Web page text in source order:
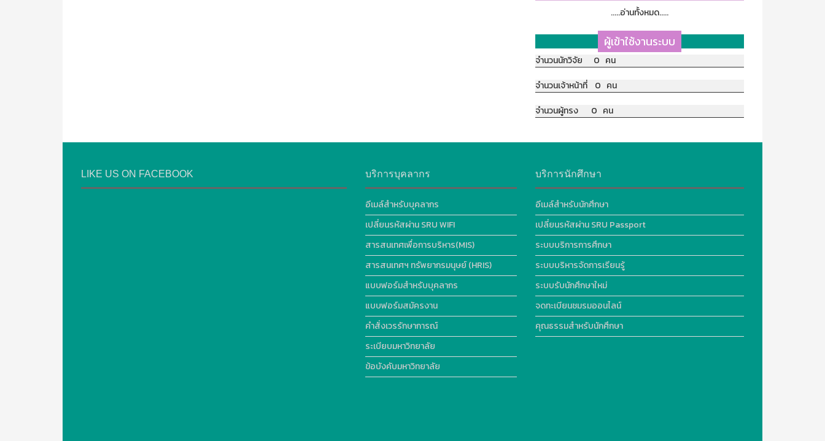
.....อ่านทั้งหมด.....
ผู้เข้าใช้งานระบบ
จำนวนนักวิจัย 0 คน
จำนวนเจ้าหน้าที่ 0 คน
จำนวนผู้ทรง 0 คน
LIKE US ON FACEBOOK บริการบุคลากร
อีเมล์สำหรับบุคลากร
เปลี่ยนรหัสผ่าน SRU WIFI
สารสนเทศเพื่อการบริหาร(MIS)
สารสนเทศฯ ทรัพยากรมนุษย์ (HRIS)
แบบฟอร์มสำหรับบุคลากร
แบบฟอร์มสมัครงาน
คำสั่งเวรรักษาการณ์
ระเบียบมหาวิทยาลัย
ข้อบังคับมหาวิทยาลัย
บริการนักศึกษา
อีเมล์สำหรับนักศึกษา
เปลี่ยนรหัสผ่าน SRU Passport
ระบบบริการการศึกษา
ระบบบริหารจัดการเรียนรู้
ระบบรับนักศึกษาใหม่
จดทะเบียนชมรมออนไลน์
คุณธรรมสำหรับนักศึกษา